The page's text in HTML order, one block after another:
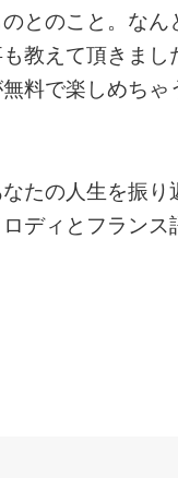
とのこと。なん
教えて頂きま
料で楽しめちゃ
たの人生を振り
ディとフラン